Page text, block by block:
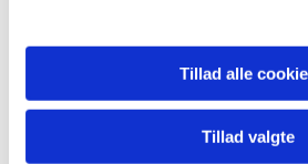
Tillad alle
Tillad valgte